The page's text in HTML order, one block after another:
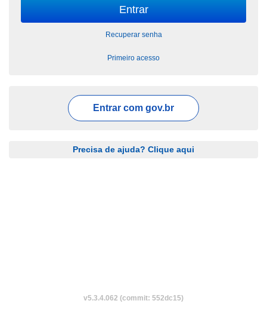
Recuperar senha
Primeiro acesso
Entrar com gov.br
Precisa de ajuda? Clique aqui
v5.3.4.062 (commit: 552dc15)